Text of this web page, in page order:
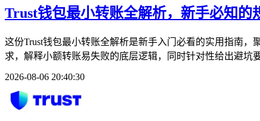
Trust钱包最小转账全解析，新手必知的
这份Trust钱包最小转账全解析是新手入门必看的实用指南
求，解释小额转账易失败的底层逻辑，同时针对性给出避坑
2026-08-06 20:40:30